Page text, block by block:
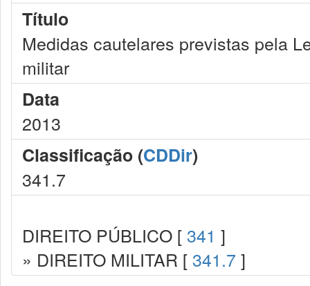
Título
Medidas cautelares previstas pela
militar
Data
2013
Classificação (CDDir)
341.7
DIREITO PÚBLICO [ 341 ]
» DIREITO MILITAR [ 341.7 ]